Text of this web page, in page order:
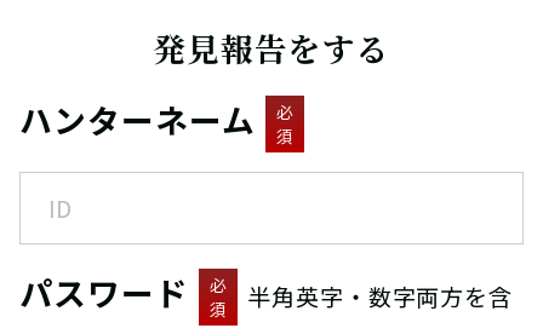
発見報告をする
ハンターネーム
必
須
パスワード
必
須
半角英字・数字両方を含